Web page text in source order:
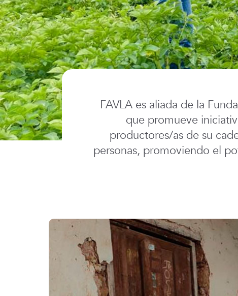
FAVLA es aliada de la
que promueve
productores/as de su
personas, promoviendo el